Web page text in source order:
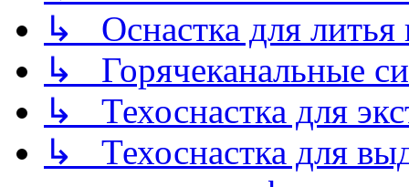
↳ Оснастка для литья
↳ Горячеканальные
↳ Техоснастка для
↳ Техоснастка для